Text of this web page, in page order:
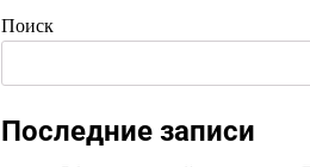
Поиск
Последние записи